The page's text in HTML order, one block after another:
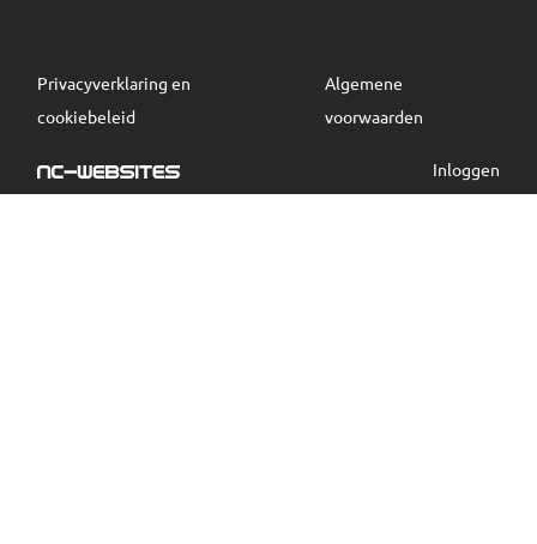
Privacyverklaring en
cookiebeleid
Algemene
voorwaarden
Inloggen